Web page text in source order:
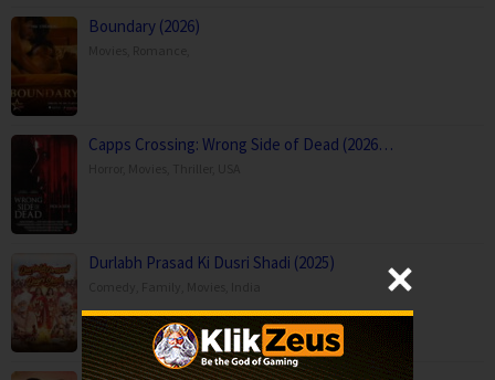
Boundary (2026)
Capps Crossing: Wrong Side of Dead (2026…
Durlabh Prasad Ki Dusri Shadi (2025)